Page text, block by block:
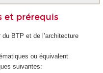
et prérequis
BTP et de l’architecture
ou équivalent
suivantes: